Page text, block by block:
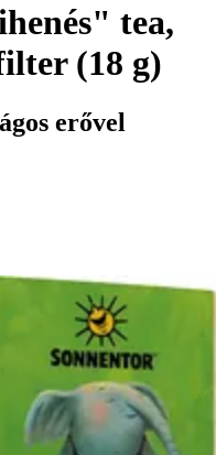
tea,
(18 g)
erővel